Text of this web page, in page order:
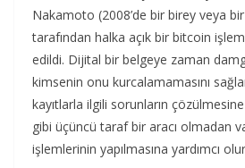
Nakamoto (2008’de bir birey veya
tarafından halka açık bir bitcoin
edildi. Dijital bir belgeye zaman
kimsenin onu kurcalamamasını
kayıtlarla ilgili sorunların
gibi üçüncü taraf bir aracı olmadan
işlemlerinin yapılmasına yardımcı